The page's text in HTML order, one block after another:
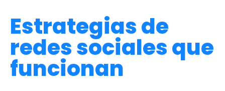
Estrategias de
redes sociales que
funcionan